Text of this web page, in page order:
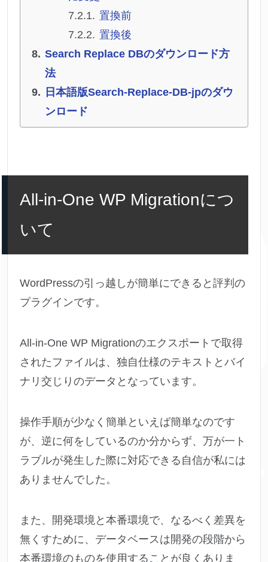
置換前
置換後
Search Replace DBのダウンロード方
法
日本語版Search-Replace-DB-jpのダウ
ンロード
All-in-One WP Migrationにつ
いて
WordPressの引っ越しが簡単にできると評判の
プラグインです。
All-in-One WP Migrationのエクスポートで取得
されたファイルは、独自仕様のテキストとバイ
ナリ交じりのデータとなっています。
操作手順が少なく簡単といえば簡単なのです
が、逆に何をしているのか分からず、万が一ト
ラブルが発生した際に対応できる自信が私には
ありませんでした。
また、開発環境と本番環境で、なるべく差異を
無くすために、データベースは開発の段階から
本番環境のものを使用することが良くありま